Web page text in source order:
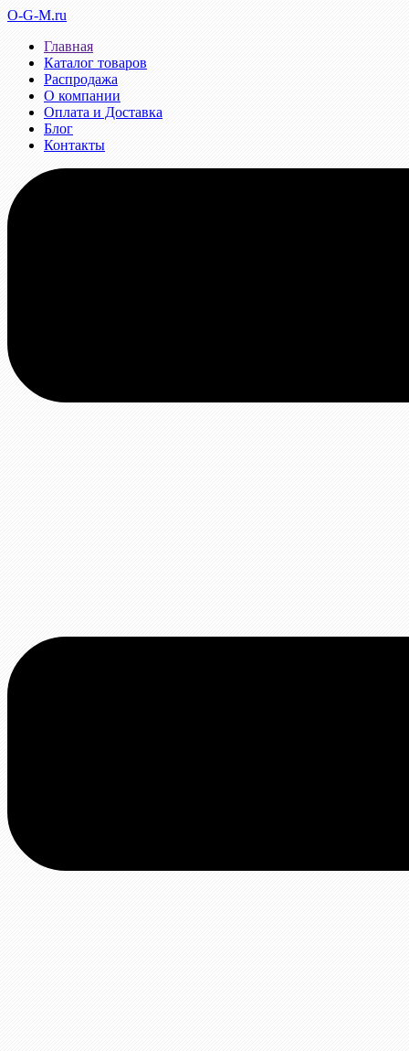
O-G-M.ru
Главная
Каталог товаров
Распродажа
О компании
Оплата и Доставка
Блог
Контакты